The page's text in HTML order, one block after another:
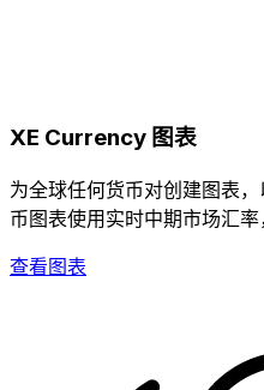
XE Currency 图表
为全球任何货币对创建图表
币图表使用实时中期市场汇率
查看图表